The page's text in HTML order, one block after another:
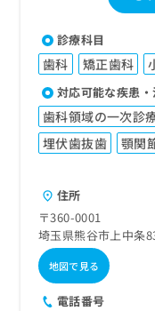
診療科目
歯科 矯正歯科
対応可能な疾患・
歯科領域の一次診
埋伏歯抜歯
顎関
住所
〒360-0001
埼玉県熊谷市上中条
地図で見る
電話番号